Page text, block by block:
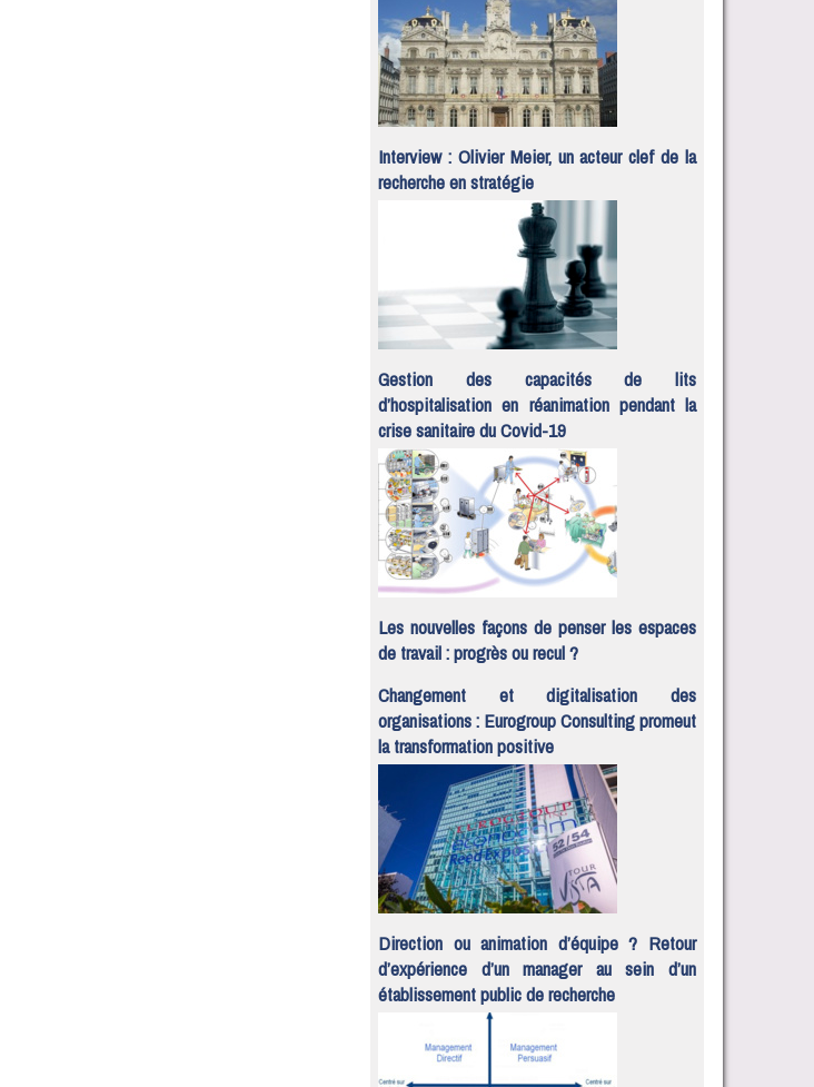
Interview : Olivier Meier, un acteur clef de la
recherche en stratégie
Gestion des capacités de lits
d’hospitalisation en réanimation pendant la
crise sanitaire du Covid-19
Les nouvelles façons de penser les espaces
de travail : progrès ou recul ?
Changement et digitalisation des
organisations : Eurogroup Consulting promeut
la transformation positive
Direction ou animation d’équipe ? Retour
d’expérience d’un manager au sein d’un
établissement public de recherche